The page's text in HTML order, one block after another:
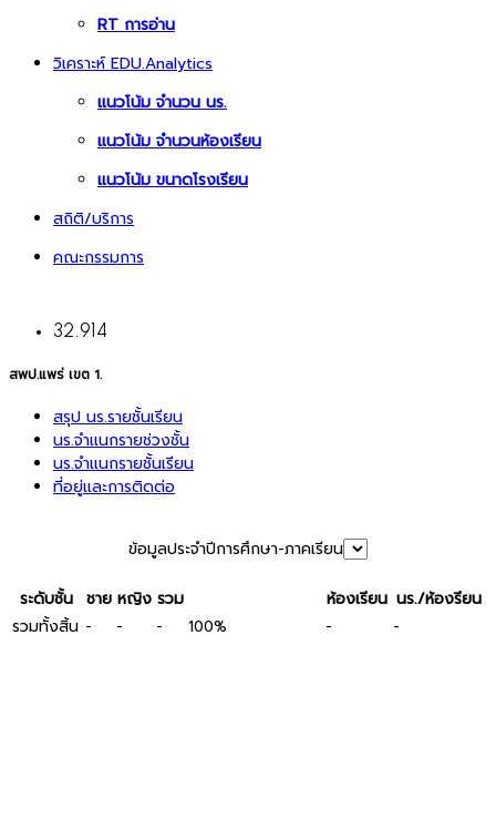
RT การอ่าน
วิเคราะห์ EDU.Analytics
แนวโน้ม จำนวน นร.
แนวโน้ม จำนวนห้องเรียน
แนวโน้ม ขนาดโรงเรียน
สถิติ/บริการ
คณะกรรมการ
32.914
สพป.แพร่ เขต 1.
สรุป นร.รายชั้นเรียน
นร.จำแนกรายช่วงชั้น
นร.จำแนกรายชั้นเรียน
ที่อยู่และการติดต่อ
ข้อมูลประจำปีการศึกษา-ภาคเรียน
ระดับชั้น ชาย หญิง รวม ห้องเรียน นร./ห้องรียน
รวมทั้งสิ้น - - - 100% - -